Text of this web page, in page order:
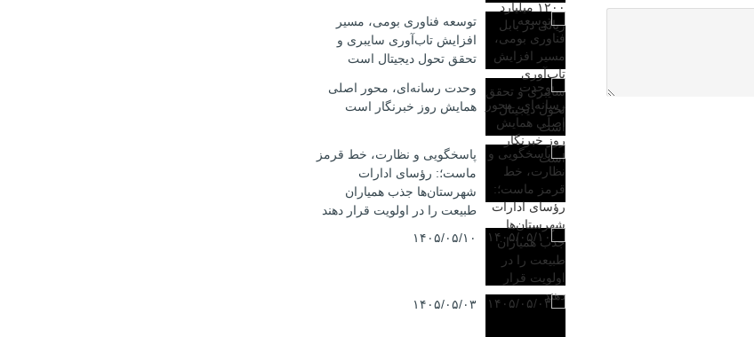
توسعه فناوری بومی، مسیر
افزایش تاب‌آوری سایبری و
تحقق تحول دیجیتال است
وحدت رسانه‌ای، محور اصلی
همایش روز خبرنگار است
پاسخگویی و نظارت، خط قرمز
ماست؛: رؤسای ادارات
شهرستان‌ها جذب همیاران
طبیعت را در اولویت قرار دهند
۱۴۰۵/۰۵/۱۰
۱۴۰۵/۰۵/۰۳